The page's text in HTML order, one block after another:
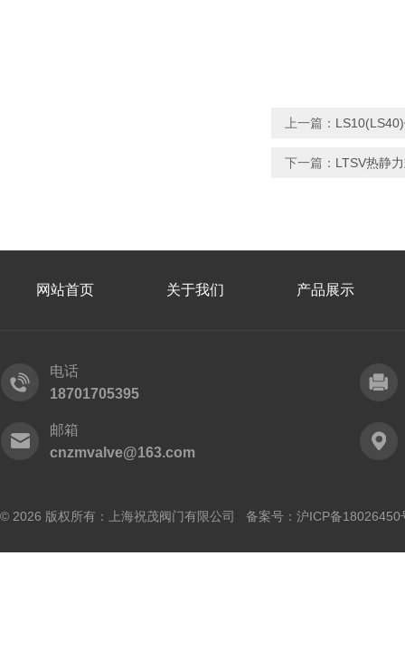
上一篇：
下一篇： LTSV热静
网站首页 关于我们 产品展示
电话
18701705395
邮箱
cnzmvalve@163.com
© 2026 版权所有：上海祝茂阀门有限公司 备案号： 沪ICP备18026450